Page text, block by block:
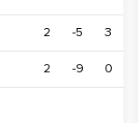
2 -5 3
2 -9 0